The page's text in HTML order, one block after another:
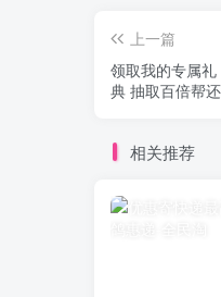
上一篇
领取我的专属
典 抽取百倍帮
相关推荐